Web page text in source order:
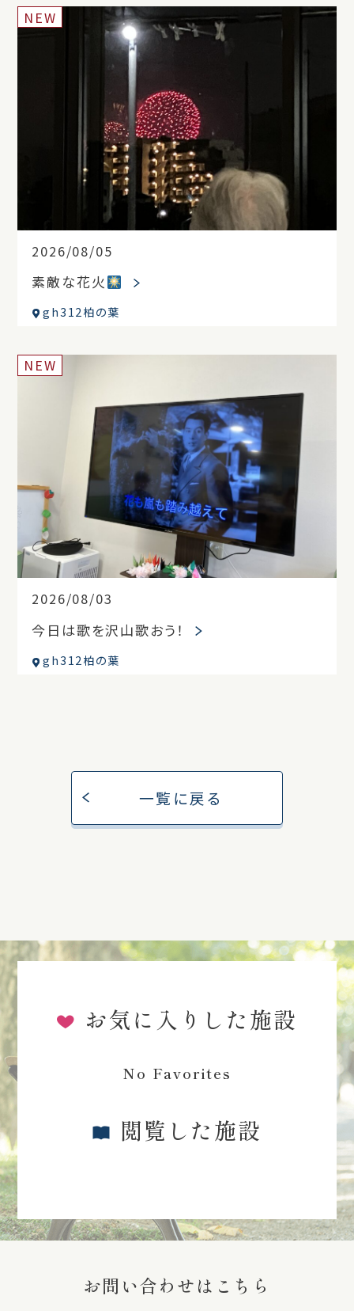
2026/08/05
NEW
素敵な花火
gh312柏の葉
2026/08/03
NEW
今日は歌を沢山歌おう！
gh312柏の葉
一覧に戻る
お気に入りした施設
No Favorites
閲覧した施設
お問い合わせはこちら